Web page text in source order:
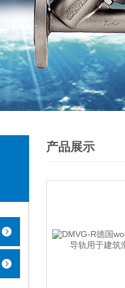
产品展示